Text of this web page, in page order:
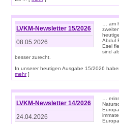
LVKM-Newsletter 15/2026
08.05.2026
… am
Abdul
Esel
sind
besser zurecht.
In unserer heutigen Ausgabe 15/2026
mehr]
LVKM-Newsletter 14/2026
24.04.2026
…